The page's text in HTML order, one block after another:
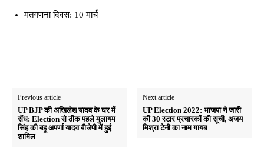
मतगणना दिवस: 10 मार्च
Previous article
UP BJP की अखिलेश यादव के घर में
सेंध: Election से ठीक पहले मुलायम
सिंह की बहू अपर्णा यादव बीजेपी में हुई
शामिल
Next article
UP Election 2022: भाजपा ने जारी
की 30 स्टार प्रचारकों की सूची, अजय
मिश्रा टेनी का नाम गायब